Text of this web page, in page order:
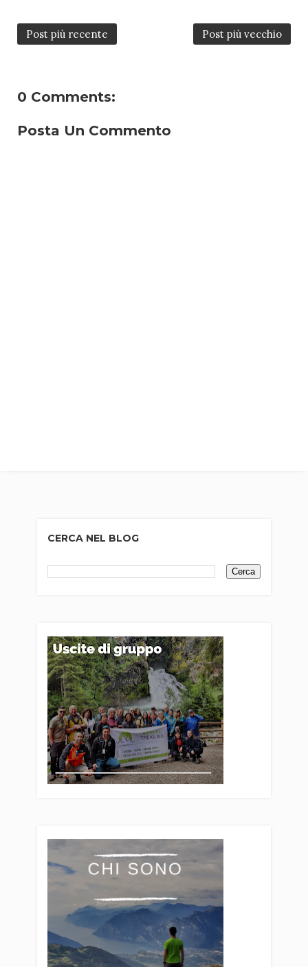
Post più recente Post più vecchio
0 Comments:
Posta Un Commento
CERCA NEL BLOG